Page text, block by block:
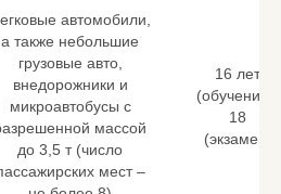
автомобили,
а также небольшие
грузовые авто,
внедорожники и
микроавтобусы с
массой
до 3,5 т (число
мест –
16 лет
(обучение),
18
(экзамен)